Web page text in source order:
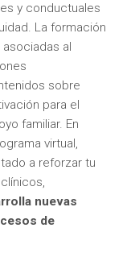
y conductuales
La formación
al
sobre
para el
familiar. En
virtual,
a reforzar tu
nuevas
de